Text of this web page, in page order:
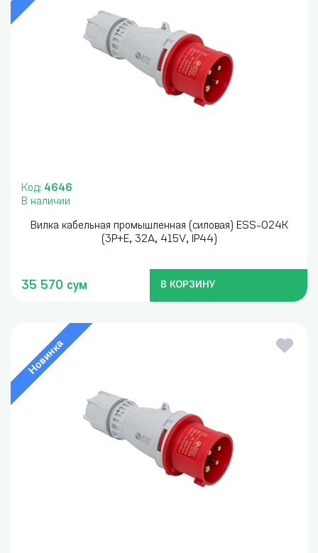
Код: 4646
В наличии
Вилка кабельная промышленная (силовая) ESS-024K
(3P+E, 32A, 415V, IP44)
35 570 сум В КОРЗИНУ
Новинка